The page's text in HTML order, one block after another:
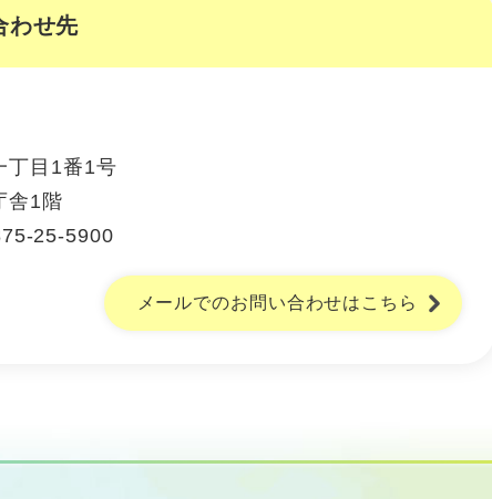
わせ先
丁目1番1号
舎1階
25-5900
メールでのお問い合わせはこちら